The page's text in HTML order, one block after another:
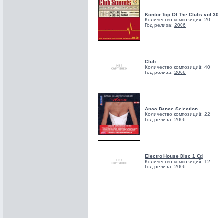
Kontor Top Of The Clubs
Количество композиций: 20
Год релиза: 2006
Club
Количество композиций: 40
Год релиза: 2006
Anca Dance Selection
Количество композиций: 22
Год релиза: 2006
Electro House Disc 1 Cd
Количество композиций: 12
Год релиза: 2006